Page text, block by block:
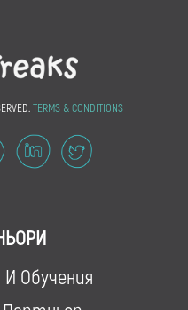
TERMS & CONDITIONS
Обучения